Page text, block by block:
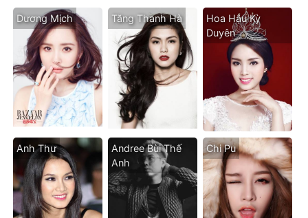
Dương Mịch Tăng Thanh Hà
Hoa Hậu Kỳ
Duyên
Anh Thư
Andree Bùi Thế
Anh
Chi Pu